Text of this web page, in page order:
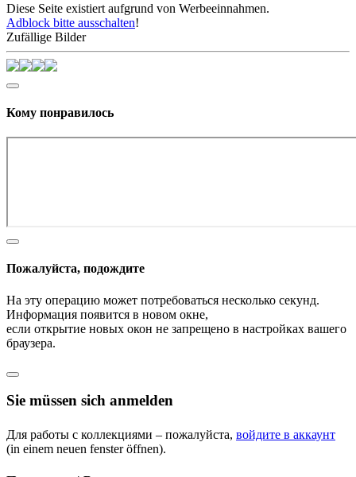
Diese Seite existiert aufgrund von Werbeeinnahmen.
Adblock bitte ausschalten!
Zufällige Bilder
Кому понравилось
Пожалуйста, подождите
На эту операцию может потребоваться несколько секунд.
Информация появится в новом окне,
если открытие новых окон не запрещено в настройках вашего
браузера.
Sie müssen sich anmelden
Для работы с коллекциями – пожалуйста, войдите в аккаунт
(in einem neuen fenster öffnen).